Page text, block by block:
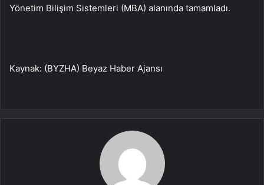
Yönetim Bilişim Sistemleri (MBA) alanında tamamladı.
Kaynak: (BYZHA) Beyaz Haber Ajansı